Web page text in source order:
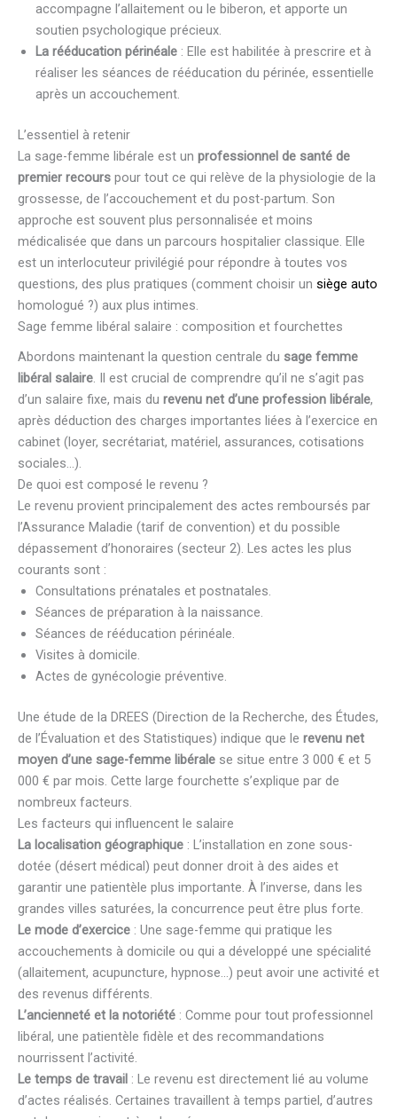
accompagne l’allaitement ou le biberon, et apporte un
soutien psychologique précieux.
La rééducation périnéale : Elle est habilitée à prescrire et à
réaliser les séances de rééducation du périnée, essentielle
après un accouchement.
L’essentiel à retenir
La sage-femme libérale est un professionnel de santé de
premier recours pour tout ce qui relève de la physiologie de la
grossesse, de l’accouchement et du post-partum. Son
approche est souvent plus personnalisée et moins
médicalisée que dans un parcours hospitalier classique. Elle
est un interlocuteur privilégié pour répondre à toutes vos
questions, des plus pratiques (comment choisir un siège auto
homologué ?) aux plus intimes.
Sage femme libéral salaire : composition et fourchettes
Abordons maintenant la question centrale du sage femme
libéral salaire. Il est crucial de comprendre qu’il ne s’agit pas
d’un salaire fixe, mais du revenu net d’une profession libérale,
après déduction des charges importantes liées à l’exercice en
cabinet (loyer, secrétariat, matériel, assurances, cotisations
sociales…).
De quoi est composé le revenu ?
Le revenu provient principalement des actes remboursés par
l’Assurance Maladie (tarif de convention) et du possible
dépassement d’honoraires (secteur 2). Les actes les plus
courants sont :
Consultations prénatales et postnatales.
Séances de préparation à la naissance.
Séances de rééducation périnéale.
Visites à domicile.
Actes de gynécologie préventive.
Une étude de la DREES (Direction de la Recherche, des Études,
de l’Évaluation et des Statistiques) indique que le revenu net
moyen d’une sage-femme libérale se situe entre 3 000 € et 5
000 € par mois. Cette large fourchette s’explique par de
nombreux facteurs.
Les facteurs qui influencent le salaire
La localisation géographique : L’installation en zone sous-
dotée (désert médical) peut donner droit à des aides et
garantir une patientèle plus importante. À l’inverse, dans les
grandes villes saturées, la concurrence peut être plus forte.
Le mode d’exercice : Une sage-femme qui pratique les
accouchements à domicile ou qui a développé une spécialité
(allaitement, acupuncture, hypnose…) peut avoir une activité et
des revenus différents.
L’ancienneté et la notoriété : Comme pour tout professionnel
libéral, une patientèle fidèle et des recommandations
nourrissent l’activité.
Le temps de travail : Le revenu est directement lié au volume
d’actes réalisés. Certaines travaillent à temps partiel, d’autres